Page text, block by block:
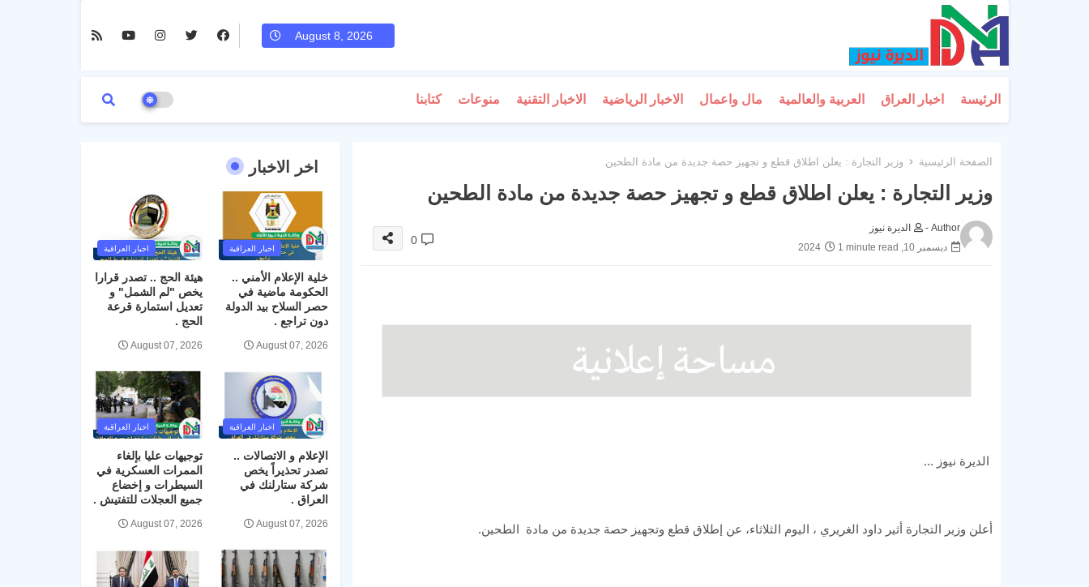
August 8, 2026
الرئيسة اخبار العراق العربية والعالمية مال واعمال الاخبار الرياضية الاخبار التقنية منوعات كتابنا
الصفحة الرئيسية وزير التجارة : يعلن اطلاق قطع و تجهيز حصة جديدة من مادة الطحين
وزير التجارة : يعلن اطلاق قطع و تجهيز حصة جديدة من مادة الطحين
Author -
الديرة نيوز
ديسمبر 10, 2024
1 minute read
0
الديرة نيوز ...
أعلن وزير التجارة أثير داود الغريري ، اليوم الثلاثاء، عن إطلاق قطع وتجهيز حصة جديدة من مادة الطحين.
اخر الاخبار
اخبار العراقية
خلية الإعلام الأمني ..
الحكومة ماضية في
حصر السلاح بيد الدولة
دون تراجع .
August 07, 2026
اخبار العراقية
هيئة الحج .. تصدر قرارا
يخص "لم الشمل" و
تعديل استمارة قرعة
الحج .
August 07, 2026
اخبار العراقية
الإعلام و الاتصالات ..
تصدر تحذيراً يخص
شركة ستارلنك في
العراق .
August 07, 2026
اخبار العراقية
توجيهات عليا بإلغاء
الممرات العسكرية في
السيطرات و إخضاع
جميع العجلات للتفتيش .
August 07, 2026